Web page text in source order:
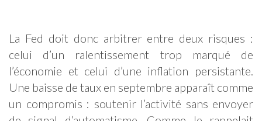
La Fed doit donc arbitrer entre deux risques :
celui d’un ralentissement trop marqué de
l’économie et celui d’une inflation persistante.
Une baisse de taux en septembre apparaît comme
un compromis : soutenir l’activité sans envoyer